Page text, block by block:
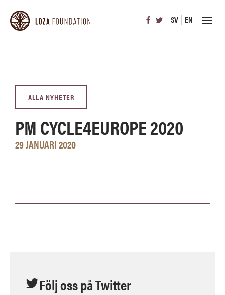
SV EN
ALLA NYHETER
PM CYCLE4EUROPE 2020
29 JANUARI 2020
Följ oss på Twitter